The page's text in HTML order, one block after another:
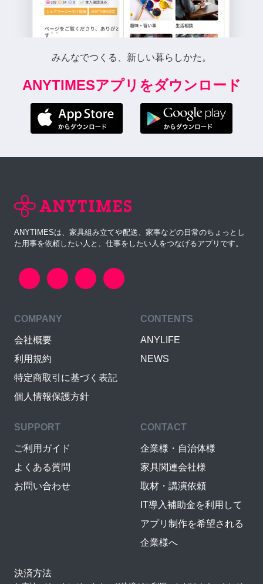
みんなでつくる、新しい暮らしかた。
ANYTIMESアプリをダウンロード
ANYTIMESは、家具組み立てや配送、家事などの日常のちょっとし
た用事を依頼したい人と、仕事をしたい人をつなげるアプリです。
COMPANY
会社概要
利用規約
特定商取引に基づく表記
個人情報保護方針
CONTENTS
ANYLIFE
NEWS
SUPPORT
ご利用ガイド
よくある質問
お問い合わせ
CONTACT
企業様・自治体様
家具関連会社様
取材・講演依頼
IT導入補助金を利用して
アプリ制作を希望される
企業様へ
決済方法